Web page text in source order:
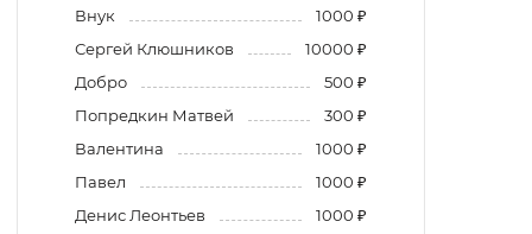
Внук
1000 ₽
Сергей Клюшников
10000 ₽
Добро
500 ₽
Попредкин Матвей
300 ₽
Валентина
1000 ₽
Павел
1000 ₽
Денис Леонтьев
1000 ₽